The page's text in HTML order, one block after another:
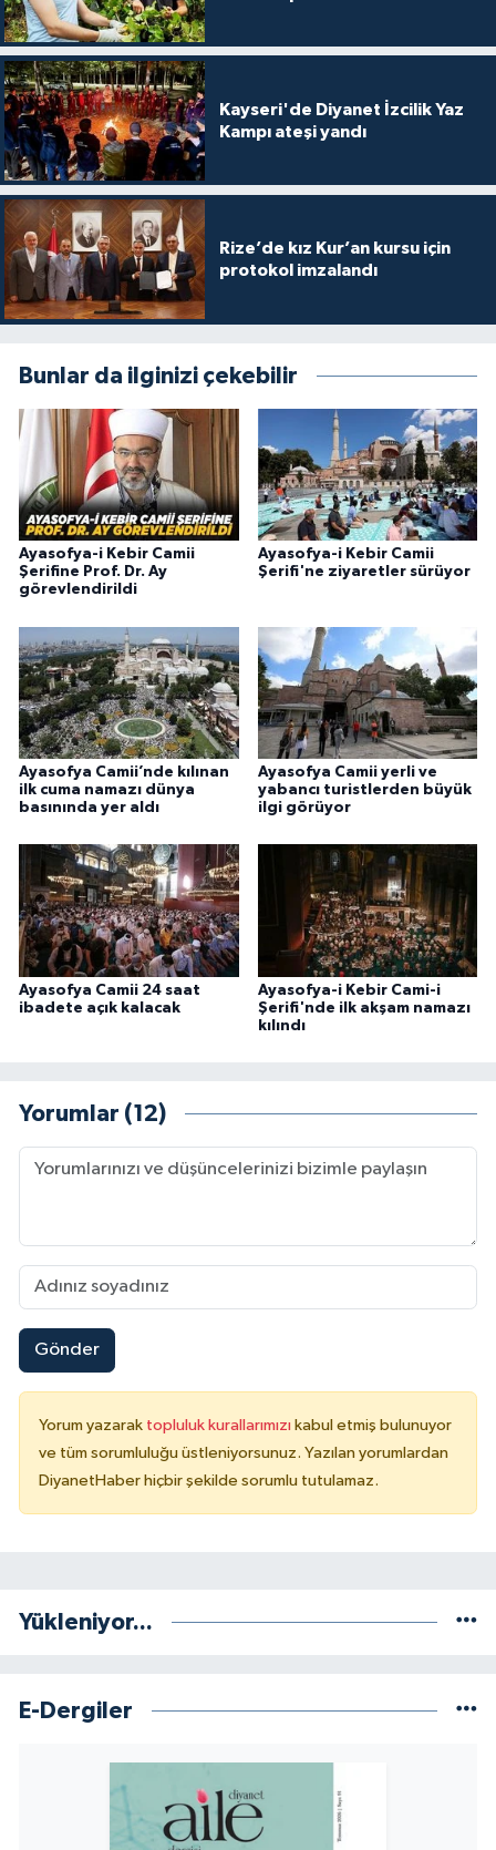
Kayseri'de Diyanet İzcilik Yaz
Kampı ateşi yandı
Rize’de kız Kur’an kursu için
protokol imzalandı
Bunlar da ilginizi çekebilir
Ayasofya-i Kebir Camii
Şerifine Prof. Dr. Ay
görevlendirildi
Ayasofya-i Kebir Camii
Şerifi'ne ziyaretler sürüyor
Ayasofya Camii’nde kılınan
ilk cuma namazı dünya
basınında yer aldı
Ayasofya Camii yerli ve
yabancı turistlerden büyük
ilgi görüyor
Ayasofya Camii 24 saat
ibadete açık kalacak
Ayasofya-i Kebir Cami-i
Şerifi'nde ilk akşam namazı
kılındı
Yorumlar (12)
Gönder
Yorum yazarak topluluk kurallarımızı kabul etmiş bulunuyor
ve tüm sorumluluğu üstleniyorsunuz. Yazılan yorumlardan
DiyanetHaber hiçbir şekilde sorumlu tutulamaz.
Yükleniyor...
E-Dergiler